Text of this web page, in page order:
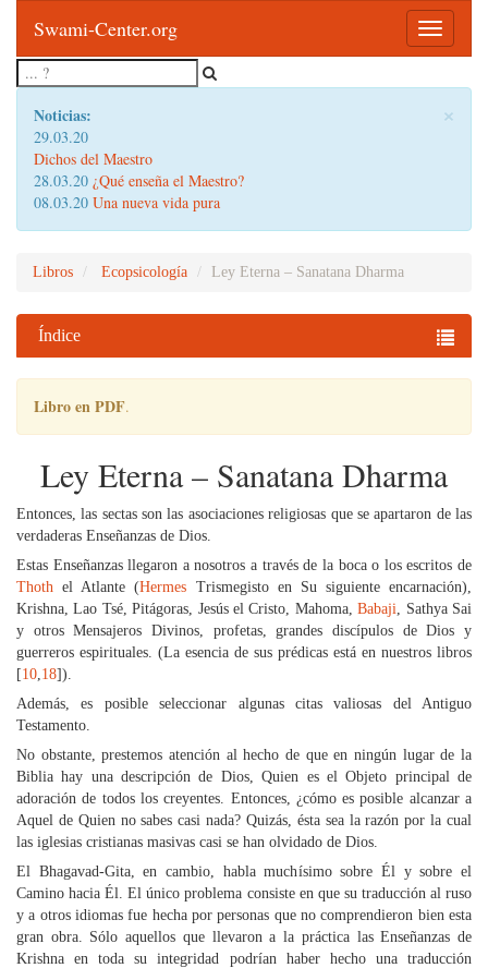
Toggle
Swami-Center.org
×
Noticias:
29.03.20
Dichos del Maestro
28.03.20 ¿Qué enseña el Maestro?
08.03.20 Una nueva vida pura
Libros Ecopsicología Ley Eterna – Sanatana Dharma
Índice
Libro en PDF.
Ley Eterna – Sanatana Dharma
Entonces, las sectas son las asociaciones religiosas que se apartaron de las
verdaderas Enseñanzas de Dios.
Estas Enseñanzas llegaron a nosotros a través de la boca o los escritos de
Thoth el Atlante (Hermes Trismegisto en Su siguiente encarnación),
Krishna, Lao Tsé, Pitágoras, Jesús el Cristo, Mahoma,Babaji, Sathya Sai
y otros Mensajeros Divinos, profetas, grandes discípulos de Dios y
guerreros espirituales. (La esencia de sus prédicas está en nuestros libros
[10,18]).
Además, es posible seleccionar algunas citas valiosas del Antiguo
Testamento.
No obstante, prestemos atención al hecho de que en ningún lugar de la
Biblia hay una descripción de Dios, Quien es el Objeto principal de
adoración de todos los creyentes. Entonces, ¿cómo es posible alcanzar a
Aquel de Quien no sabes casi nada? Quizás, ésta sea la razón por la cual
las iglesias cristianas masivas casi se han olvidado de Dios.
El Bhagavad-Gita, en cambio, habla muchísimo sobre Él y sobre el
Camino hacia Él. El único problema consiste en que su traducción al ruso
y a otros idiomas fue hecha por personas que no comprendieron bien esta
gran obra. Sólo aquellos que llevaron a la práctica las Enseñanzas de
Krishna en toda su integridad podrían haber hecho una traducción